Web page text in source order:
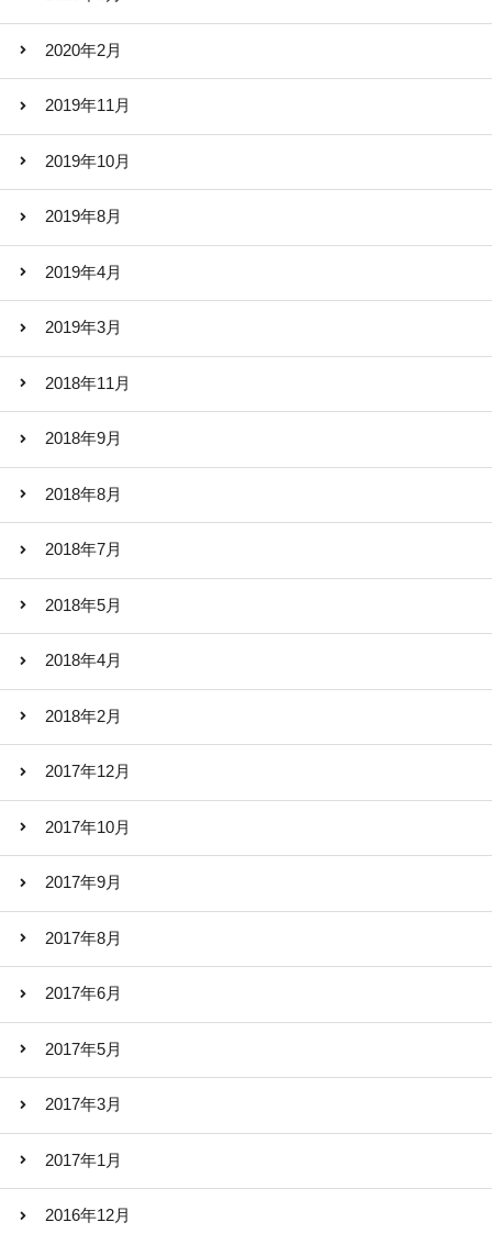
2020年2月
2019年11月
2019年10月
2019年8月
2019年4月
2019年3月
2018年11月
2018年9月
2018年8月
2018年7月
2018年5月
2018年4月
2018年2月
2017年12月
2017年10月
2017年9月
2017年8月
2017年6月
2017年5月
2017年3月
2017年1月
2016年12月